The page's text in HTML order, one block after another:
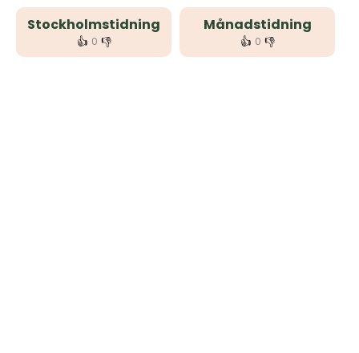
Stockholmstidning
👍 0 👎
Månadstidning
👍 0 👎